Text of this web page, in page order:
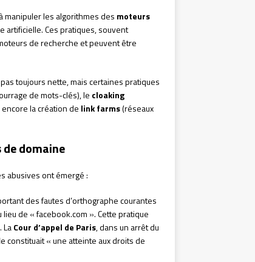
les algorithmes des moteurs
artificielle. Ces pratiques, souvent
de recherche et peuvent être
toujours nette, mais certaines pratiques
de mots-clés), le cloaking
la création de link farms(réseaux
domaine
abusives ont émergé :
des fautes d’orthographe courantes
de « facebook.com ». Cette pratique
LaCour d’appel de Paris, dans un arrêt du
constituait « une atteinte aux droits de